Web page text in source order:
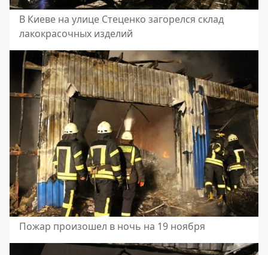
В Киеве на улице Стеценко загорелся склад
лакокрасочных изделий
Пожар произошел в ночь на 19 ноября